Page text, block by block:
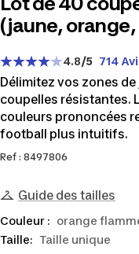
(jaune, orange,
4.8/5 714
Délimitez vos zones
coupelles résistantes.
couleurs prononcées
football plus intuitifs.
Ref : 8497806
Guide des tailles
Taille: Taille unique
Couleur : orange